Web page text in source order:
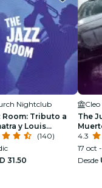
Nightclub
Room: Tributo a
y Louis
(140)
31.50
The
4.3
17 oct
Desde